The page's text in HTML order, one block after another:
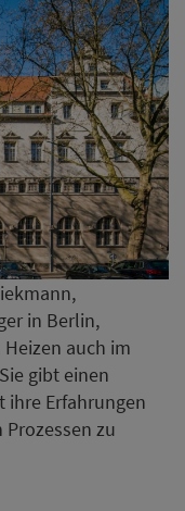
in Berlin,
auch im
gibt einen
Erfahrungen
zu